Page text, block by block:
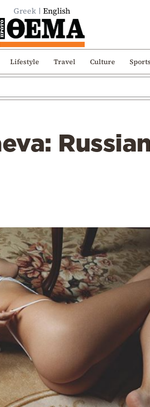
Greek English
Lifestyle Travel Culture Sports